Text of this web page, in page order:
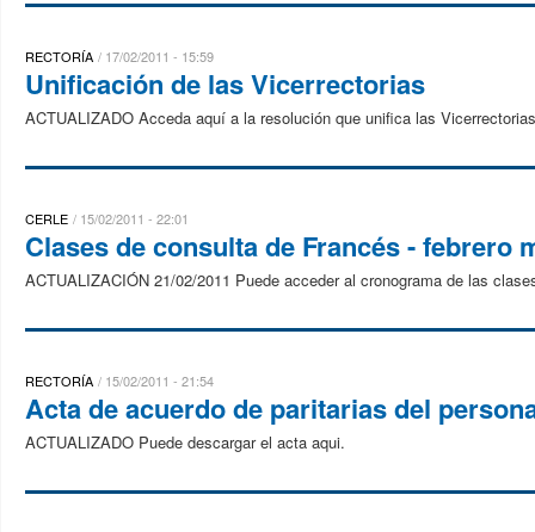
RECTORÍA 17/02/2011 - 15:59
Unificación de las Vicerrectorias
ACTUALIZADO Acceda aquí a la resolución que unifica las
CERLE 15/02/2011 - 22:01
Clases de consulta de Francés - febrero
ACTUALIZACIÓN 21/02/2011 Puede acceder al cronograma de las
RECTORÍA 15/02/2011 - 21:54
Acta de acuerdo de paritarias del
ACTUALIZADO Puede descargar el acta aqui.